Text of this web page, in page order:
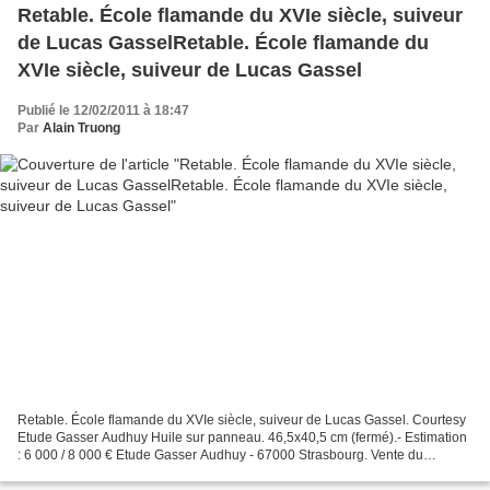
Retable. École flamande du XVIe siècle, suiveur
de Lucas GasselRetable. École flamande du
XVIe siècle, suiveur de Lucas Gassel
Publié le 12/02/2011 à 18:47
Par Alain Truong
Retable. École flamande du XVIe siècle, suiveur de Lucas Gassel. Courtesy
Etude Gasser Audhuy Huile sur panneau. 46,5x40,5 cm (fermé).- Estimation
: 6 000 / 8 000 € Etude Gasser Audhuy - 67000 Strasbourg. Vente du